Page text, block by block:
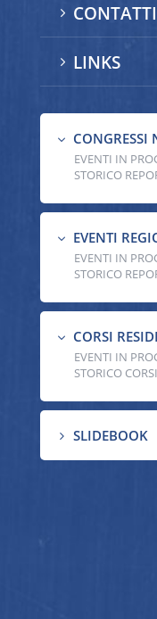
5 CONTATTI
5 LINKS
3 CONGRESSI
EVENTI IN
STORICO
3 EVENTI
EVENTI IN
STORICO
3 CORSI
EVENTI IN
STORICO
5 SLIDEBOOK